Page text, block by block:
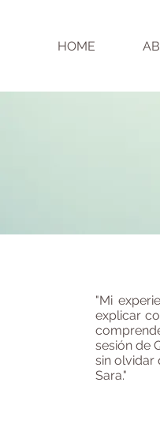
HOME
"Mi
explicar
sesión de
sin olvidar
Sara."